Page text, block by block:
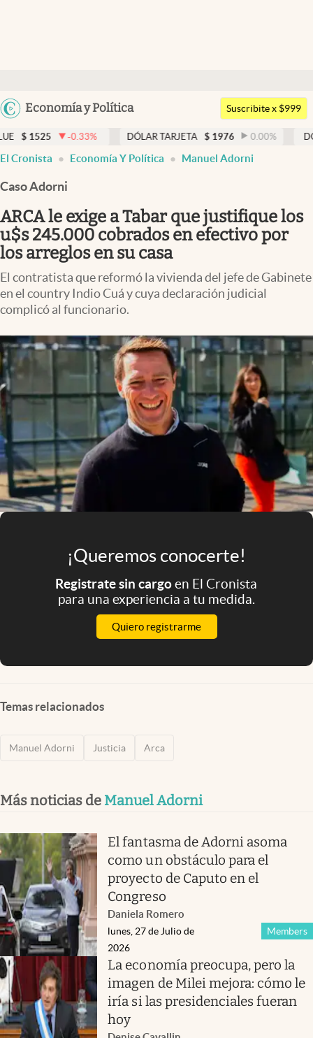
Argentina
Uruguay
Economía y Política
Members
Economía y Política
Finanzas y Mercados
Mercados Online
Negocios
Columnistas
Apertura
Clase
Clima
Mundial 2026
El Cronista Studio
Mediakit
abre en nueva pestaña
Suscribite x $999
-0.33% DÓLAR TARJETA $ 1976 0.00 % DÓLAR MEP $
El Cronista Economía Y Política Manuel Adorni
Caso Adorni
ARCA le exige a Tabar que justifique los
u$s 245.000 cobrados en efectivo por
los arreglos en su casa
El contratista que reformó la vivienda del jefe de Gabinete
en el country Indio Cuá y cuya declaración judicial
complicó al funcionario.
¡Queremos conocerte!
Registrate sin cargoen El Cronista
para una experiencia a tu medida.
Quiero registrarme
Temas relacionados
Manuel Adorni Justicia Arca
Más noticias de Manuel Adorni
El fantasma de Adorni asoma
como un obstáculo para el
proyecto de Caputo en el
Congreso
Daniela Romero
Members
lunes, 27 de Julio de
2026
La economía preocupa, pero la
imagen de Milei mejora: cómo le
iría si las presidenciales fueran
hoy